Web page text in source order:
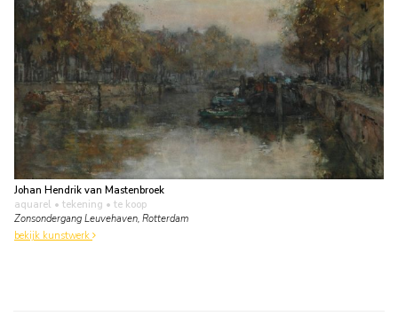
Johan Hendrik van Mastenbroek
aquarel • tekening • te koop
Zonsondergang Leuvehaven, Rotterdam
bekijk kunstwerk